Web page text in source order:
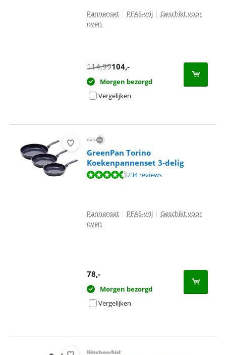
Pannenset | PFAS-vrij | Geschikt voor
oven
114,99104,-
Morgen bezorgd
Vergelijken
GreenPan Torino
Koekenpannenset 3-delig
Beoordeling is 8,8 van de 10, gebaseerd op 234 reviews.
234 reviews
Pannenset | PFAS-vrij | Geschikt voor
oven
78,-
Morgen bezorgd
Vergelijken